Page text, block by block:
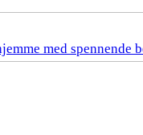
med spennende